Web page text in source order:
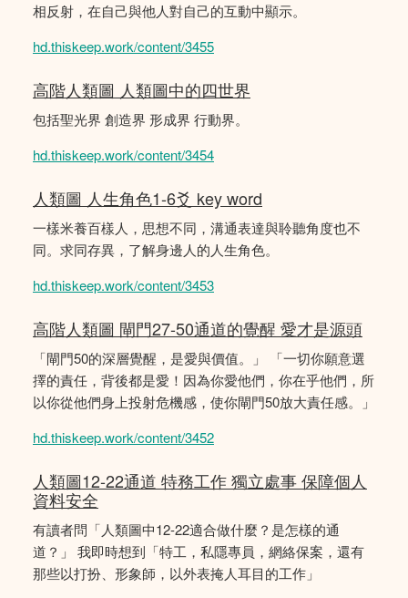
相反射，在自己與他人對自己的互動中顯示。
hd.thiskeep.work/content/3455
高階人類圖 人類圖中的四世界
包括聖光界 創造界 形成界 行動界。
hd.thiskeep.work/content/3454
人類圖 人生角色1-6爻 key word
一樣米養百樣人，思想不同，溝通表達與聆聽角度也不
同。求同存異，了解身邊人的人生角色。
hd.thiskeep.work/content/3453
高階人類圖 閘門27-50通道的覺醒 愛才是源頭
「閘門50的深層覺醒，是愛與價值。」 「一切你願意選
擇的責任，背後都是愛！因為你愛他們，你在乎他們，所
以你從他們身上投射危機感，使你閘門50放大責任感。」
hd.thiskeep.work/content/3452
人類圖12-22通道 特務工作 獨立處事 保障個人
資料安全
有讀者問「人類圖中12-22適合做什麼？是怎樣的通
道？」 我即時想到「特工，私隱專員，網絡保案，還有
那些以打扮、形象師，以外表掩人耳目的工作」